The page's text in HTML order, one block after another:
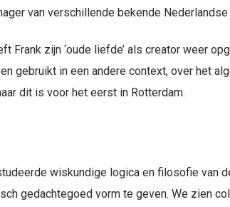
van verschillende bekende
Frank zijn ‘oude liefde’ als creator weer
gebruikt in een andere context, over het
dit is voor het eerst in Rotterdam.
wiskundige logica en filosofie van
gedachtegoed vorm te geven. We zien